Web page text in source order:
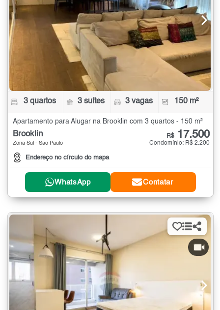
3 quartos 3 suítes 3 vagas 150 m²
Apartamento para Alugar na Brooklin com 3 quartos - 150 m²
Brooklin
Zona Sul - São Paulo
Endereço no círculo do mapa
R$ 17.500
Condomínio: R$ 2.200
WhatsApp Contatar